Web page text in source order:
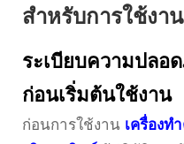
สำหรับการใช้งา
ระเบียบความปลอ
ก่อนเริ่มต้นใช้งาน
ก่อนการใช้งาน เครื่องท